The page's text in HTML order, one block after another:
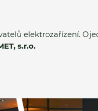
elektrozařízení.
s.r.o.